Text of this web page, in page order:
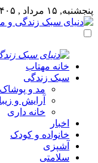
پنجشنبه, ۱۵ مرداد , ۱۴۰۵
خانه مهتاب
سبک زندگی
مد و پوشاک
آرایش و
خانه داری
اخبار
خانواده و کودک
آشپزی
سلامتی